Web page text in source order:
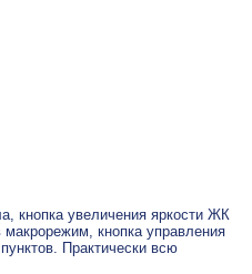
кнопка увеличения яркости ЖК
кнопка управления
Практически всю